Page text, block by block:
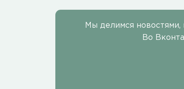
Мы делимся
Во